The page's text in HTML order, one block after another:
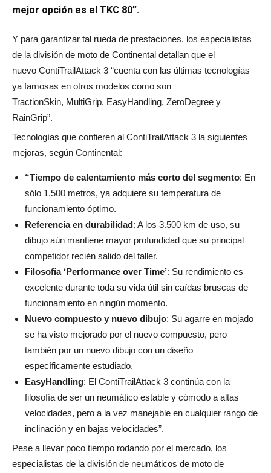
mejor opción es el TKC 80”.
Y para garantizar tal rueda de prestaciones, los especialistas
de la división de moto de Continental detallan que el
nuevo ContiTrailAttack 3 “cuenta con las últimas tecnologías
ya famosas en otros modelos como son
TractionSkin, MultiGrip, EasyHandling, ZeroDegree y
RainGrip”.
Tecnologías que confieren al ContiTrailAttack 3 la siguientes
mejoras, según Continental:
“Tiempo de calentamiento más corto del segmento: En
sólo 1.500 metros, ya adquiere su temperatura de
funcionamiento óptimo.
Referencia en durabilidad: A los 3.500 km de uso, su
dibujo aún mantiene mayor profundidad que su principal
competidor recién salido del taller.
Filosofía ‘Performance over Time’: Su rendimiento es
excelente durante toda su vida útil sin caídas bruscas de
funcionamiento en ningún momento.
Nuevo compuesto y nuevo dibujo: Su agarre en mojado
se ha visto mejorado por el nuevo compuesto, pero
también por un nuevo dibujo con un diseño
específicamente estudiado.
EasyHandling: El ContiTrailAttack 3 continúa con la
filosofía de ser un neumático estable y cómodo a altas
velocidades, pero a la vez manejable en cualquier rango de
inclinación y en bajas velocidades”.
Pese a llevar poco tiempo rodando por el mercado, los
especialistas de la división de neumáticos de moto de